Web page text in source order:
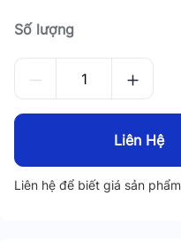
Số lượng
Liên Hệ
Liên hệ để biết giá sản phẩm